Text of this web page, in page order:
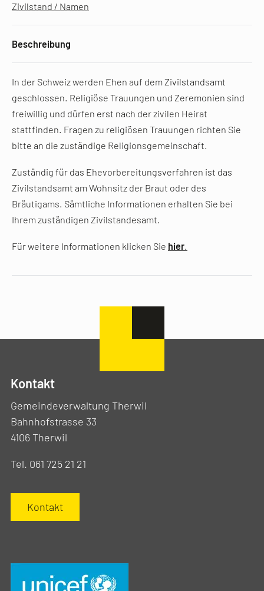
Zivilstand / Namen
Beschreibung
In der Schweiz werden Ehen auf dem Zivilstandsamt
geschlossen. Religiöse Trauungen und Zeremonien sind
freiwillig und dürfen erst nach der zivilen Heirat
stattfinden. Fragen zu religiösen Trauungen richten Sie
bitte an die zuständige Religionsgemeinschaft.
Zuständig für das Ehevorbereitungsverfahren ist das
Zivilstandsamt am Wohnsitz der Braut oder des
Bräutigams. Sämtliche Informationen erhalten Sie bei
Ihrem zuständigen Zivilstandesamt.
Für weitere Informationen klicken Sie hier.
Kontakt
Gemeindeverwaltung Therwil
Bahnhofstrasse 33
4106 Therwil
Tel. 061 725 21 21
Kontakt